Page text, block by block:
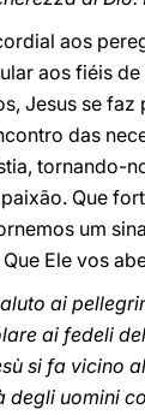
aos
aos fiéis
Jesus se
das
tornando-
Que
um
Ele vos
ai
ai fedeli
si fa vicino
uomini